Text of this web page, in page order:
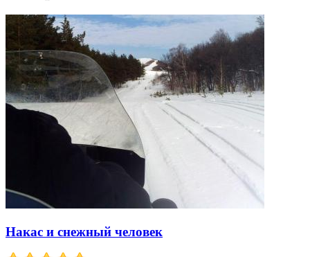
Накас и снежный человек